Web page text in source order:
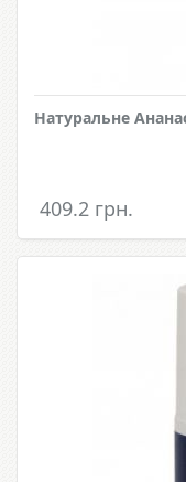
Натуральне
409.2 грн.